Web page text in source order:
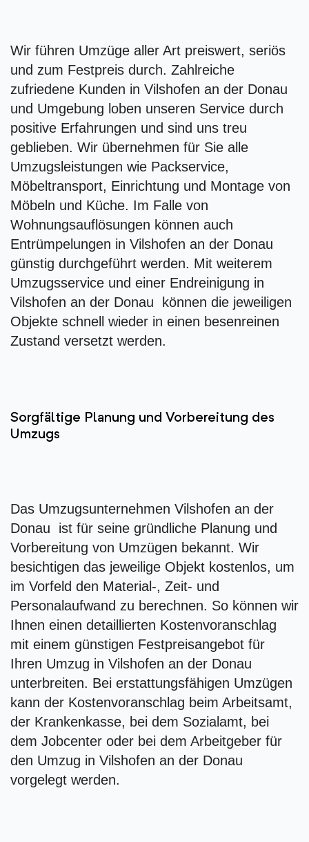
Wir führen Umzüge aller Art preiswert, seriös
und zum Festpreis durch. Zahlreiche
zufriedene Kunden in Vilshofen an der Donau
und Umgebung loben unseren Service durch
positive Erfahrungen und sind uns treu
geblieben. Wir übernehmen für Sie alle
Umzugsleistungen wie Packservice,
Möbeltransport, Einrichtung und Montage von
Möbeln und Küche. Im Falle von
Wohnungsauflösungen können auch
Entrümpelungen in Vilshofen an der Donau
günstig durchgeführt werden. Mit weiterem
Umzugsservice und einer Endreinigung in
Vilshofen an der Donau können die jeweiligen
Objekte schnell wieder in einen besenreinen
Zustand versetzt werden.
Sorgfältige Planung und Vorbereitung des
Umzugs
Das Umzugsunternehmen Vilshofen an der
Donau ist für seine gründliche Planung und
Vorbereitung von Umzügen bekannt. Wir
besichtigen das jeweilige Objekt kostenlos, um
im Vorfeld den Material-, Zeit- und
Personalaufwand zu berechnen. So können wir
Ihnen einen detaillierten Kostenvoranschlag
mit einem günstigen Festpreisangebot für
Ihren Umzug in Vilshofen an der Donau
unterbreiten. Bei erstattungsfähigen Umzügen
kann der Kostenvoranschlag beim Arbeitsamt,
der Krankenkasse, bei dem Sozialamt, bei
dem Jobcenter oder bei dem Arbeitgeber für
den Umzug in Vilshofen an der Donau
vorgelegt werden.